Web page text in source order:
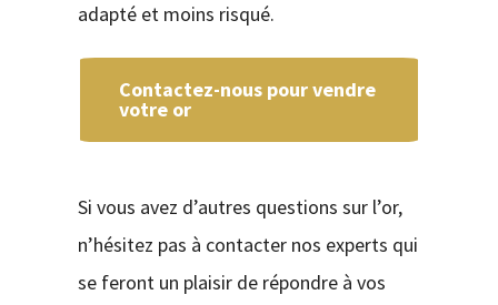
adapté et moins risqué.
Contactez-nous pour vendre
votre or
Si vous avez d’autres questions sur l’or,
n’hésitez pas à contacter nos experts qui
se feront un plaisir de répondre à vos